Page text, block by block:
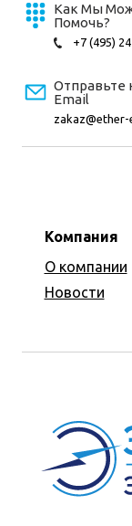
Как Мы
Помочь?
+7 (495)
Отправьте
Email
Компания
О компании
Новости